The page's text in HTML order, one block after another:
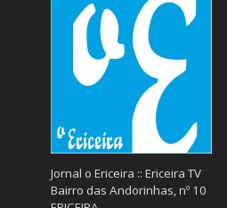
Jornal o Ericeira :: Ericeira TV
Bairro das Andorinhas, nº 10